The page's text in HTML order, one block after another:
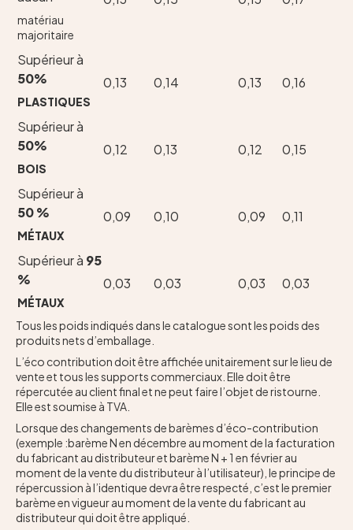
matériau
majoritaire
Supérieur à
50%
PLASTIQUES
0,13 0,14 0,13 0,16
Supérieur à
50%
BOIS
0,12 0,13 0,12 0,15
Supérieur à
50 %
MÉTAUX
0,09 0,10 0,09 0,11
Supérieur à 95
%
MÉTAUX
0,03 0,03 0,03 0,03
Tous les poids indiqués dans le catalogue sont les poids des
produits nets d’emballage.
L’éco contribution doit être affichée unitairement sur le lieu de
vente et tous les supports commerciaux. Elle doit être
répercutée au client final et ne peut faire l’objet de ristourne.
Elle est soumise à TVA.
Lorsque des changements de barèmes d’éco-contribution
(exemple :barème N en décembre au moment de la facturation
du fabricant au distributeur et barème N + 1 en février au
moment de la vente du distributeur à l’utilisateur), le principe de
répercussion à l’identique devra être respecté, c’est le premier
barème en vigueur au moment de la vente du fabricant au
distributeur qui doit être appliqué.